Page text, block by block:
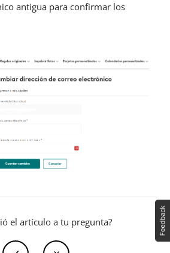
antigua para confirmar los
el artículo a tu pregunta?